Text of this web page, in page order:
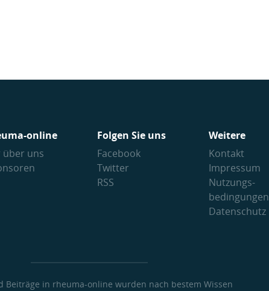
online
über uns
Folgen Sie uns
Facebook
Twitter
RSS
Weitere
Kontakt
Impressum
Nutzungs­
bedingungen
Datenschutz
Beiträge in rheuma-online wurden nach bestem Wissen